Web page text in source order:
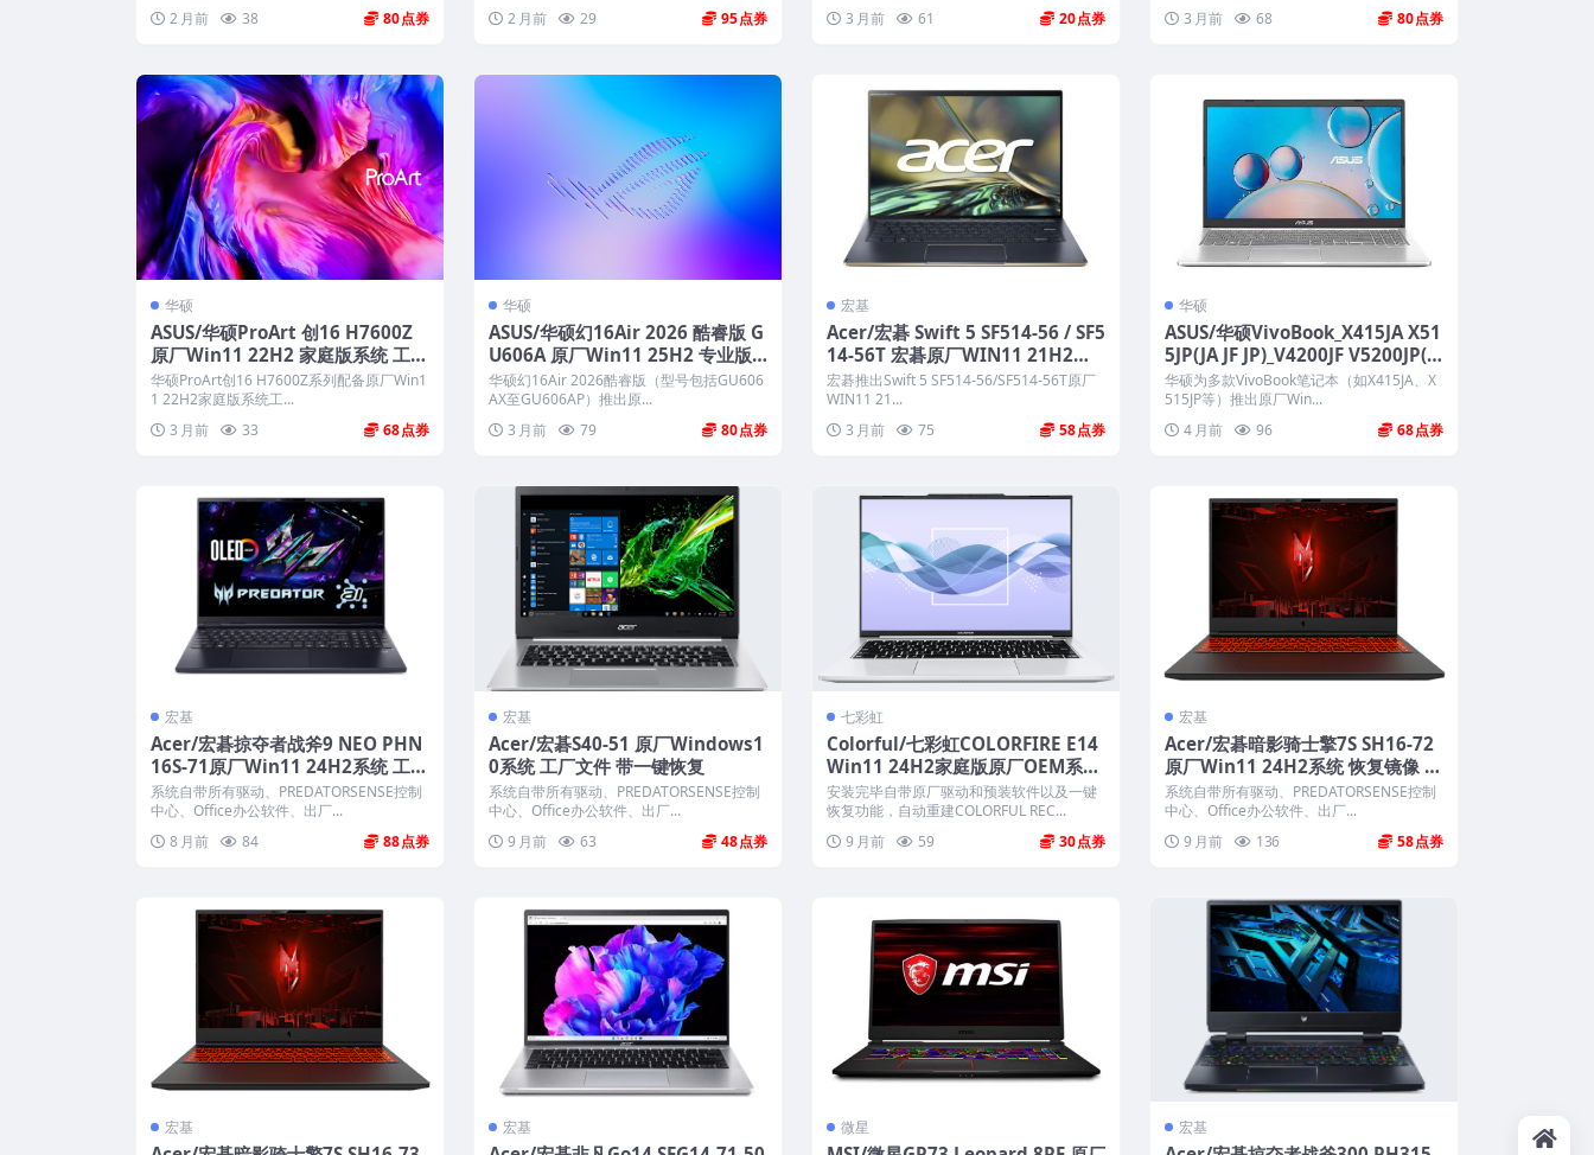
2 月前
38 80
2 月前
29 95
3 月前
61 20
3 月前
68 80
华硕
ASUS/华硕ProArt 创16 H7600Z
原厂Win11 22H2 家庭版系统 工厂
文件系统包 带ASUS Recovery恢复
华硕ProArt创16 H7600Z系列配备原厂Win1
1 22H2家庭版系统工...
3 月前
33 68
华硕
ASUS/华硕幻16Air 2026 酷睿版 G
U606A 原厂Win11 25H2 专业版
系统 工厂文件系统包 带ASUS Reco
very恢复
华硕幻16Air 2026酷睿版（型号包括GU606
AX至GU606AP）推出原...
3 月前
79 80
宏基
Acer/宏碁 Swift 5 SF514-56 / SF5
14-56T 宏碁原厂WIN11 21H2家
庭版镜像下载 工厂版 带一键恢复
宏碁推出Swift 5 SF514-56/SF514-56T原厂
WIN11 21...
3 月前
75 58
华硕
ASUS/华硕VivoBook_X415JA X51
5JP(JA JF JP)_V4200JF V5200JP(J
A JF JP) 原厂Win10 20H2 专业版
工厂文件系统包 带F12 ASUS Reco
very恢复
华硕为多款VivoBook笔记本（如X415JA、X
515JP等）推出原厂Win...
4 月前
96 68
宏基
Acer/宏碁掠夺者战斧9 NEO PHN
16S-71原厂Win11 24H2系统 工厂
文件 带一键恢复
系统自带所有驱动、PREDATORSENSE控制
中心、Office办公软件、出厂...
8 月前
84 88
宏基
Acer/宏碁S40-51 原厂Windows1
0系统 工厂文件 带一键恢复
系统自带所有驱动、PREDATORSENSE控制
中心、Office办公软件、出厂...
9 月前
63 48
七彩虹
Colorful/七彩虹COLORFIRE E14
Win11 24H2家庭版原厂OEM系统
带COLORFUL一键还原
安装完毕自带原厂驱动和预装软件以及一键
恢复功能，自动重建COLORFUL REC...
9 月前
59 30
宏基
Acer/宏碁暗影骑士擎7S SH16-72
原厂Win11 24H2系统 恢复镜像 带
一键恢复
系统自带所有驱动、PREDATORSENSE控制
中心、Office办公软件、出厂...
9 月前
136 58
宏基 宏基 微星 宏基